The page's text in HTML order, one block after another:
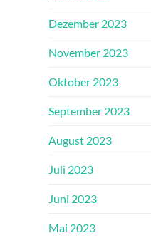
Dezember 2023
November 2023
Oktober 2023
September 2023
August 2023
Juli 2023
Juni 2023
Mai 2023